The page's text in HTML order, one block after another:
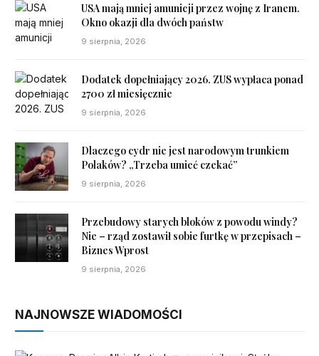
USA mają mniej amunicji przez wojnę z Iranem.
Okno okazji dla dwóch państw
9 sierpnia, 2026
Dodatek dopełniający 2026. ZUS wypłaca ponad
2700 zł miesięcznie
9 sierpnia, 2026
Dlaczego cydr nie jest narodowym trunkiem
Polaków? „Trzeba umieć czekać”
9 sierpnia, 2026
Przebudowy starych bloków z powodu windy?
Nie – rząd zostawił sobie furtkę w przepisach –
Biznes Wprost
9 sierpnia, 2026
NAJNOWSZE WIADOMOŚCI